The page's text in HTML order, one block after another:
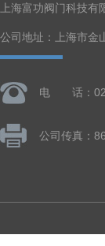
上海富功阀门科技有
公司地址：上海市金
电 话：
公司传真：